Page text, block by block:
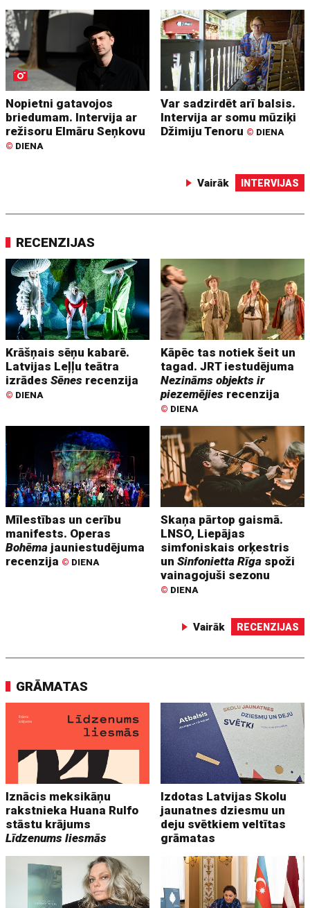
Nopietni gatavojos
briedumam. Intervija ar
režisoru Elmāru Seņkovu
© DIENA
Var sadzirdēt arī balsis.
Intervija ar somu mūziķi
Džimiju Tenoru © DIENA
Vairāk INTERVIJAS
RECENZIJAS
Krāšņais sēņu kabarē.
Latvijas Leļļu teātra
izrādesSēnes recenzija
© DIENA
Kāpēc tas notiek šeit un
tagad. JRT iestudējuma
Nezināms objekts ir
piezemējies recenzija
© DIENA
Mīlestības un cerību
manifests. Operas
Bohēma jauniestudējuma
recenzija © DIENA
Skaņa pārtop gaismā.
LNSO, Liepājas
simfoniskais orķestris
unSinfonietta Rīga spoži
vainagojuši sezonu
© DIENA
Vairāk RECENZIJAS
GRĀMATAS
Iznācis meksikāņu
rakstnieka Huana Rulfo
stāstu krājums
Līdzenums liesmās
Izdotas Latvijas Skolu
jaunatnes dziesmu un
deju svētkiem veltītas
grāmatas